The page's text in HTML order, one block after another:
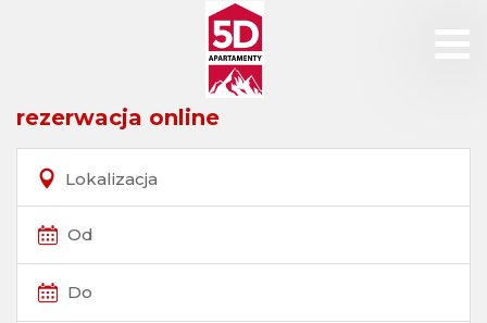
rezerwacja online
Lokalizacja
Od
Do